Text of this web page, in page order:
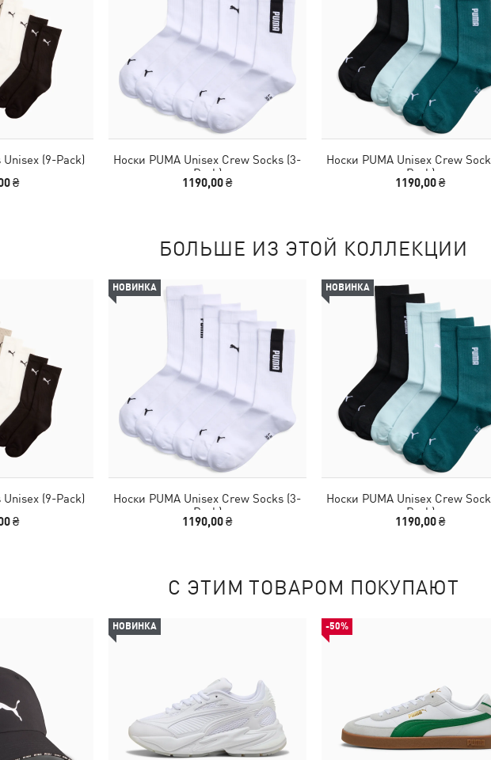
(9-Pack)
₴
Носки PUMA Unisex Crew Socks (3-
Pack)
1190,00 ₴
Носки PUMA Unisex Crew
Pack)
1190,00 ₴
БОЛЬШЕ ИЗ ЭТОЙ КОЛЛЕКЦИИ
(9-Pack)
₴
НОВИНКА
Носки PUMA Unisex Crew Socks (3-
Pack)
1190,00 ₴
НОВИНКА
Носки PUMA Unisex Crew
Pack)
1190,00 ₴
С ЭТИМ ТОВАРОМ ПОКУПАЮТ
НОВИНКА -50%